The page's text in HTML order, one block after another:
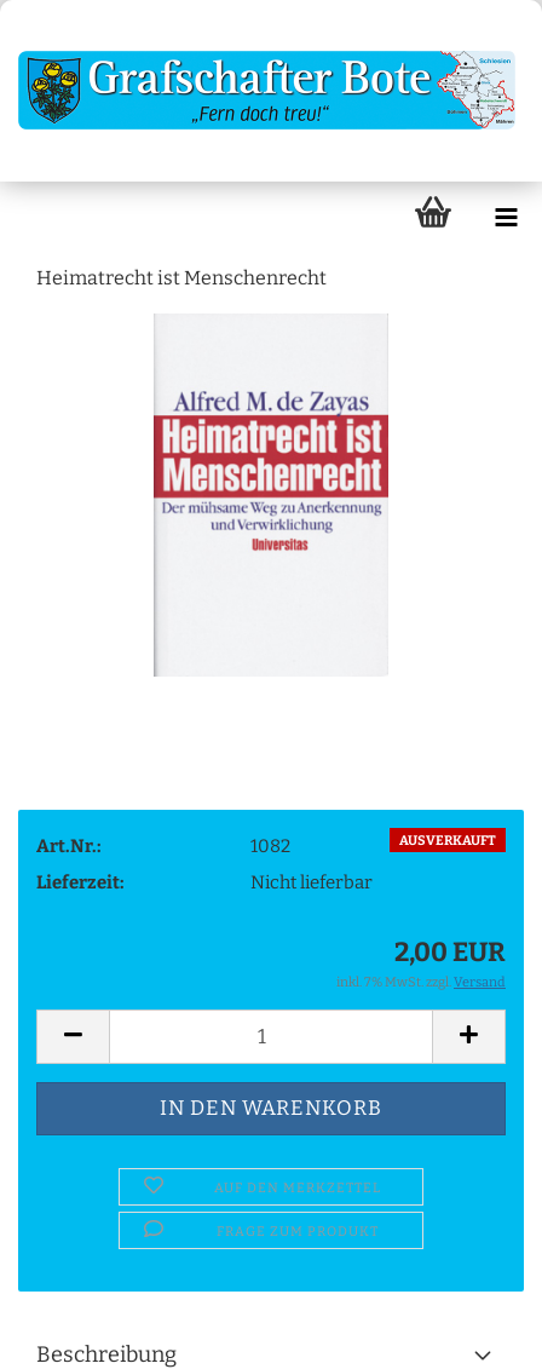
Heimatrecht ist Menschenrecht
AUSVERKAUFT
Art.Nr.:
1082
Lieferzeit:
Nicht lieferbar
2,00 EUR
inkl. 7% MwSt. zzgl.Versand
AUF DEN MERKZETTEL
FRAGE ZUM PRODUKT
Beschreibung